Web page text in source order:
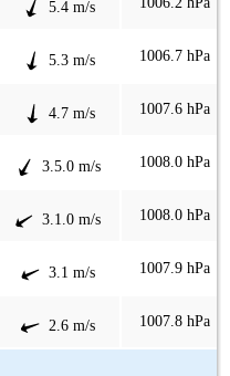
5.4 m/s
5.3 m/s 1006.7 hPa
4.7 m/s 1007.6 hPa
3.5.0 m/s 1008.0 hPa
3.1.0 m/s 1008.0 hPa
3.1 m/s 1007.9 hPa
2.6 m/s 1007.8 hPa